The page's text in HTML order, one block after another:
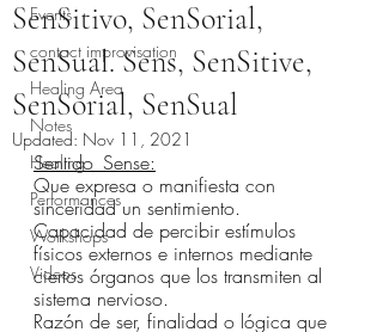
Events
contact improvisation
Healing Area
Notes
Healing
Performances
Workshops
Videos
SenSitivo, SenSorial,
SenSual. Sens, SenSitive,
SenSorial, SenSual
Updated: Nov 11, 2021
Sentido_Sense:
Que expresa o manifiesta con
sinceridad un sentimiento.
Capacidad de percibir estímulos
físicos externos e internos mediante
ciertos órganos que los transmiten al
sistema nervioso.
Razón de ser, finalidad o lógica que